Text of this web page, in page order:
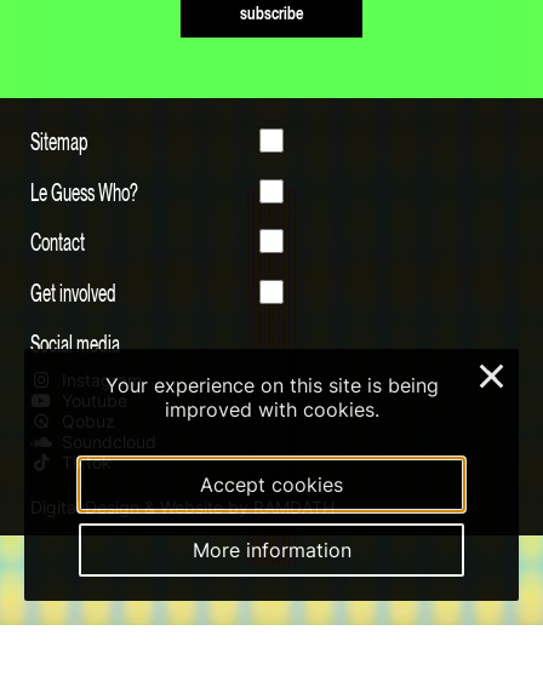
subscribe
Sitemap
Le Guess Who?
Contact
Get involved
Social media
Instagram
Youtube
Qobuz
Soundcloud
Tiktok
Digital Design & Website by RAMDATH
Your experience on this site is being
improved with cookies.
Accept cookies
More information
×